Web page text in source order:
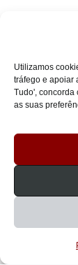
Utilizamos
tráfego e apoiar
Tudo', concorda
as suas